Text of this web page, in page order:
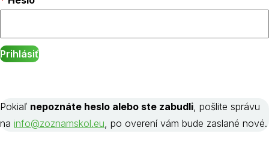
Pokiaľ nepoznáte heslo alebo ste zabudli, pošlite správu
na info@zoznamskol.eu, po overení vám bude zaslané nové.